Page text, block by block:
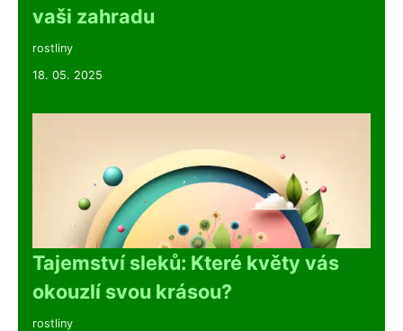
vaši zahradu
rostliny
18. 05. 2025
Tajemství sleků: Které květy vás
okouzlí svou krásou?
rostliny